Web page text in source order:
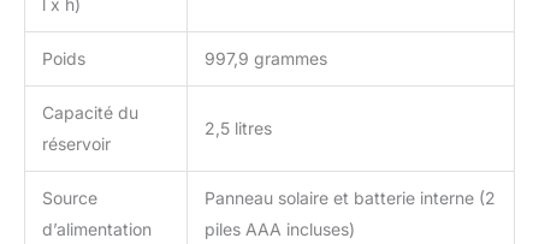
appareil photo : cette
caméra de mangeoire à
oiseaux est conçue avec
qu'elle peut résister aux
extérieur. Sa durabilité
est encore améliorée par
Poids 997,9 grammes
Capacité du
réservoir
2,5 litres
Source
d’alimentation
Panneau solaire et batterie interne (2
piles AAA incluses)